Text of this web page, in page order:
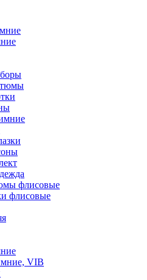
флисовые
флисовые
VIB